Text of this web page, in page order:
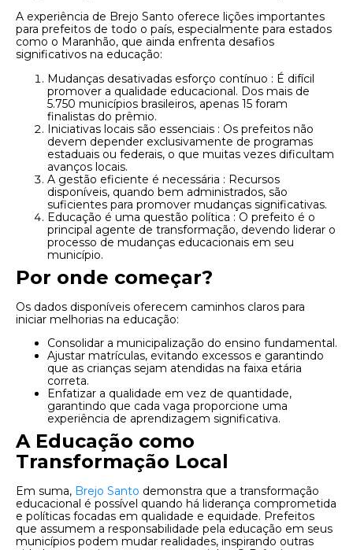
A experiência de Brejo Santo oferece lições importantes
para prefeitos de todo o país, especialmente para estados
como o Maranhão, que ainda enfrenta desafios
significativos na educação:
Mudanças desativadas esforço contínuo : É difícil
promover a qualidade educacional. Dos mais de
5.750 municípios brasileiros, apenas 15 foram
finalistas do prêmio.
Iniciativas locais são essenciais : Os prefeitos não
devem depender exclusivamente de programas
estaduais ou federais, o que muitas vezes dificultam
avanços locais.
A gestão eficiente é necessária : Recursos
disponíveis, quando bem administrados, são
suficientes para promover mudanças significativas.
Educação é uma questão política : O prefeito é o
principal agente de transformação, devendo liderar o
processo de mudanças educacionais em seu
município.
Por onde começar?
Os dados disponíveis oferecem caminhos claros para
iniciar melhorias na educação:
Consolidar a municipalização do ensino fundamental.
Ajustar matrículas, evitando excessos e garantindo
que as crianças sejam atendidas na faixa etária
correta.
Enfatizar a qualidade em vez de quantidade,
garantindo que cada vaga proporcione uma
experiência de aprendizagem significativa.
A Educação como
Transformação Local
Em suma, Brejo Santo demonstra que a transformação
educacional é possível quando há liderança comprometida
e políticas focadas em qualidade e equidade. Prefeitos
que assumem a responsabilidade pela educação em seus
municípios podem mudar realidades, inspirando outras